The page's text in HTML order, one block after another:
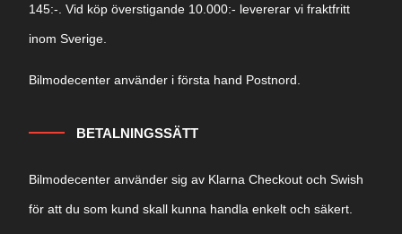
145:-. Vid köp överstigande 10.000:- levererar vi fraktfritt
inom Sverige.
Bilmodecenter använder i första hand Postnord.
BETALNINGSSÄTT
Bilmodecenter använder sig av Klarna Checkout och Swish
för att du som kund skall kunna handla enkelt och säkert.